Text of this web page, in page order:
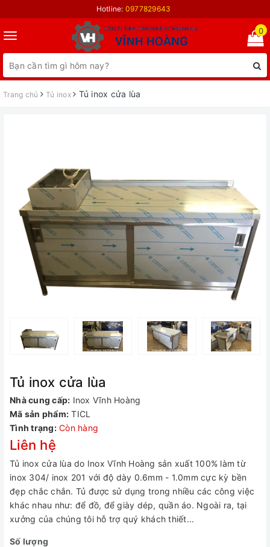
Hotline: 0977829643
Toggle
navigation
0
Trang chủ Tủ inox Tủ inox cửa lùa
Tủ inox cửa lùa
Nhà cung cấp: Inox Vĩnh Hoàng
Mã sản phẩm: TICL
Tình trạng: Còn hàng
Liên hệ
Tủ inox cửa lùa do Inox Vĩnh Hoàng sản xuất 100% làm từ
inox 304/ inox 201 với độ dày 0.6mm - 1.0mm cực kỳ bền
đẹp chắc chắn. Tủ được sử dụng trong nhiều các công việc
khác nhau như: để đồ, để giày dép, quần áo. Ngoài ra, tại
xưởng của chúng tôi hỗ trợ quý khách thiết...
Số lượng